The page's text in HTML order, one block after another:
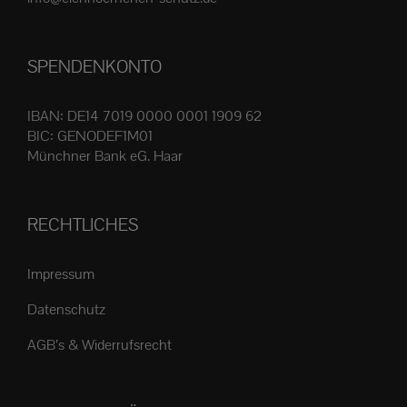
werden
SPENDENKONTO
IBAN: DE14 7019 0000 0001 1909 62
BIC: GENODEF1M01
Münchner Bank eG. Haar
RECHTLICHES
Impressum
Datenschutz
AGB’s & Widerrufsrecht